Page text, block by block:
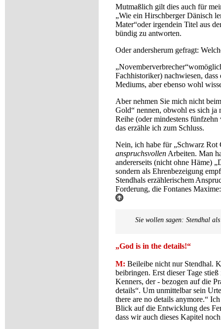
Mutmaßlich gilt dies auch für
„Wie ein Hirschberger Dänisch
Mater“oder irgendein Titel aus
bündig zu antworten.
Oder andersherum gefragt:
„Novemberverbrecher“
Fachhistoriker) nachwiesen,
Mediums, aber ebenso wohl
Aber nehmen Sie mich nicht
Gold“ nennen, obwohl es sich ja
Reihe (oder mindestens
das erzähle ich zum Schluss.
Nein, ich habe für „Schwarz
anspruchsvollen Arbeiten. Man
andererseits (nicht ohne Häme)
sondern als Ehrenbezeigung
Stendhals erzählerischem
Forderung, die Fontanes
Sie wollen sagen: Stendhal
„God is in the details!“
M: Beileibe nicht nur Stendhal.
beibringen. Erst dieser Tage
Kenners, der - bezogen auf die
details“. Um unmittelbar sein
there are no details anymore.“
Blick auf die Entwicklung des
dass wir auch dieses Kapitel